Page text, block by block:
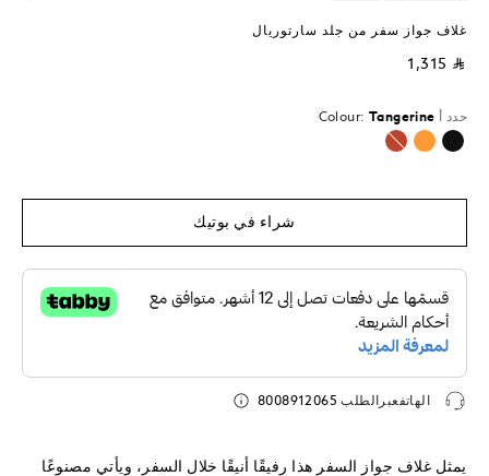
غلاف جواز سفر من جلد سارتوريال
⃁ 1,315
حدد أ Colour: Tangerine
محدد
شراء في بوتيك
الهاتفعبرالطلب 8008912065
يمثل غلاف جواز السفر هذا رفيقًا أنيقًا خلال السفر، ويأتي مصنوعًا